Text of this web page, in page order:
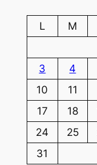
L
M
3
4
10
11
17
18
24
25
31